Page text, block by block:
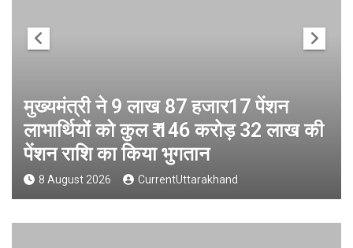
मुख्यमंत्री ने 9 लाख 87 हजार17 पेंशन
लाभार्थियों को कुल ₹ 146 करोड़ 32 लाख की
पेंशन राशि का किया भुगतान
8 August 2026 CurrentUttarakhand